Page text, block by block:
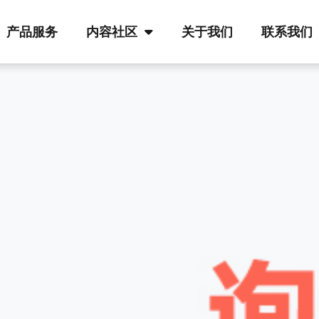
产品服务 内容社区 关于我们 联系我们